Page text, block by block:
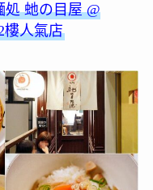
虵の目屋 @
樓人氣店